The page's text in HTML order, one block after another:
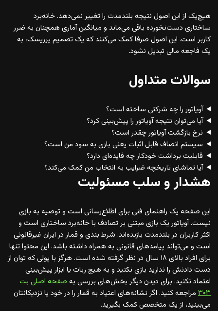
هیچ‌یک از این اصول نتیجه بلندمدت را تغییر نمی‌دهد. خانه‌برد
ساختاری دست‌نخورده باقی می‌ماند و میانگین آماری همچنان به ضرر
کاربر است. این اصول صرفا کمک می‌کنند که یک تصمیم پرریسک، به
یک فاجعه مالی تبدیل نشود.
سوالات متداول
آویاتور را چه شرکتی ساخته است؟
آیا می‌توان نتیجه آویاتور را پیش‌بینی کرد؟
نرخ بازگشت آویاتور چقدر است؟
سیستم انصاف قابل اثبات یعنی بازی به سود من است؟
قابلیت برداشت خودکار چه فایده‌ای دارد؟
آیا تماشای تاریخچه ضرایب به انتخاب من کمک می‌کند؟
هشدار و سلب مسئولیت
این صفحه یک راهنمای فنی برای اطلاع‌رسانی است و توصیه به بازی
نیست. آویاتور یک بازی مبتنی بر تصادف با خانه‌برد ساختاری است و
اکثر کاربران در بلندمدت بازنده‌اند. شرط بندی و قمار در ایران غیرقانونی
است و می‌تواند پیامدهای قانونی به همراه داشته باشد. این محتوا تنها
برای افراد بالای ۱۸ سال در نظر گرفته شده است. هرگز با پولی که توان از
دست دادنش را ندارید بازی نکنید و به هیچ ربات یا ابزار پیش‌بینی
اعتماد نکنید. برای دیدن دیگر بخش‌های بررسی بهصفحه اصلی بت
۳۰۳ مراجعه کنید. اگر نشانه‌های اعتیاد به قمار را در خود یا نزدیکانتان
می‌بینید، از یک متخصص کمک بگیرید.